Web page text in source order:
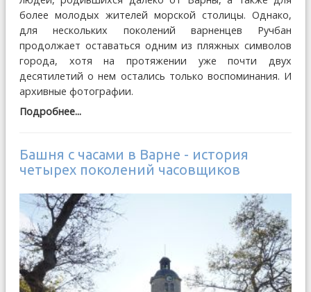
более молодых жителей морской столицы. Однако,
для нескольких поколений варненцев Ручбан
продолжает оставаться одним из пляжных символов
города, хотя на протяжении уже почти двух
десятилетий о нем остались только воспоминания. И
архивные фотографии.
Подробнее...
Башня с часами в Варне - история
четырех поколений часовщиков